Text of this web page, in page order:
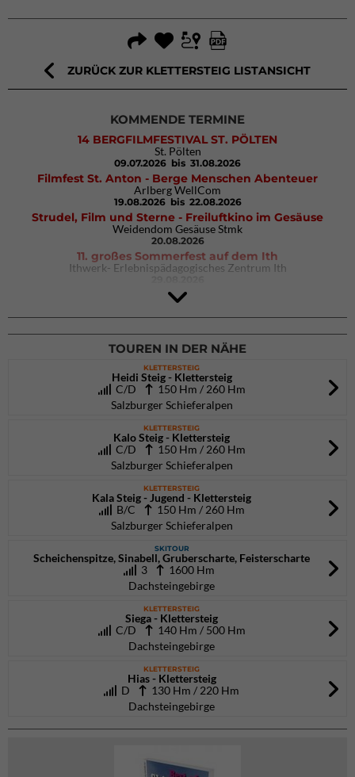
ZURÜCK ZUR KLETTERSTEIG LISTANSICHT
KOMMENDE TERMINE
14 BERGFILMFESTIVAL ST. PÖLTEN
St. Pölten
09.07.2026 bis 31.08.2026
Filmfest St. Anton - Berge Menschen Abenteuer
Arlberg WellCom
19.08.2026 bis 22.08.2026
Strudel, Film und Sterne - Freiluftkino im Gesäuse
Weidendom Gesäuse Stmk
20.08.2026
11. großes Sommerfest auf dem Ith
Ithwerk- Erlebnispädagogisches Zentrum Ith
Rock Master Arco
Arco (IT)
02.10.2026bis 04.10.2026
TOUREN IN DER NÄHE
KLETTERSTEIG
Heidi Steig - Klettersteig
C/D 150 Hm / 260 Hm
Salzburger Schieferalpen
KLETTERSTEIG
Kalo Steig - Klettersteig
C/D 150 Hm / 260 Hm
Salzburger Schieferalpen
KLETTERSTEIG
Kala Steig - Jugend - Klettersteig
B/C 150 Hm / 260 Hm
Salzburger Schieferalpen
SKITOUR
Scheichenspitze, Sinabell, Gruberscharte, Feisterscharte
3
1600 Hm
Dachsteingebirge
KLETTERSTEIG
Siega - Klettersteig
C/D 140 Hm / 500 Hm
Dachsteingebirge
KLETTERSTEIG
Hias - Klettersteig
D
130 Hm / 220 Hm
Dachsteingebirge